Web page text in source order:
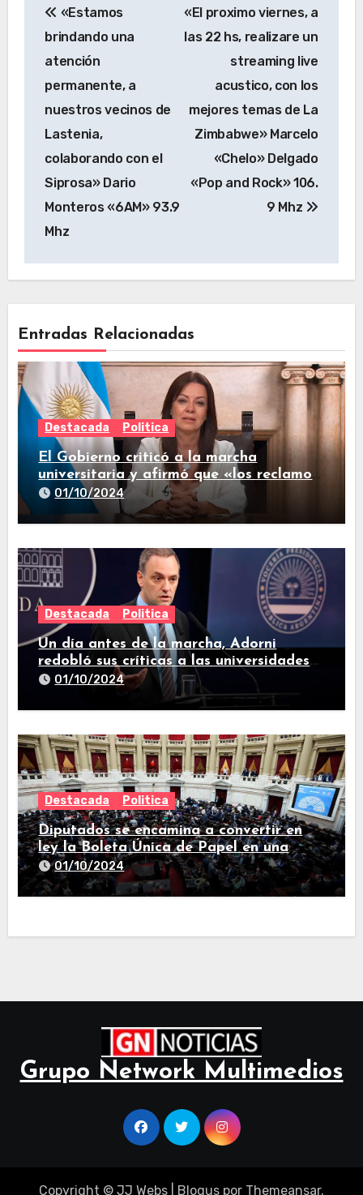
«Estamos
brindando una
atención
permanente, a
nuestros vecinos de
Lastenia,
colaborando con el
Siprosa» Dario
Monteros «6AM» 93.9
Mhz
«El proximo viernes, a
las 22 hs, realizare un
streaming live
acustico, con los
mejores temas de La
Zimbabwe» Marcelo
«Chelo» Delgado
«Pop and Rock» 106.
9 Mhz
Entradas Relacionadas
Destacada Politica
El Gobierno criticó a la marcha
universitaria y afirmó que «los reclamos
están todos resueltos»
01/10/2024
Destacada Politica
Un día antes de la marcha, Adorni
redobló sus críticas a las universidades
nacionales
01/10/2024
Destacada Politica
Diputados se encamina a convertir en
ley la Boleta Única de Papel en una
larga sesión
01/10/2024
Grupo Network Multimedios
Copyright © JJ Webs Blogus por Themeansar.